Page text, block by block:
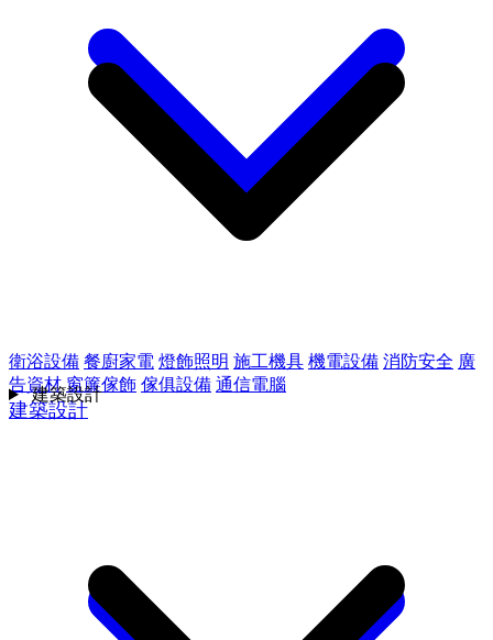
衛浴設備 餐廚家電 燈飾照明 施工機具 機電設備 消防安全 廣
告資材 窗簾傢飾 傢俱設備 通信電腦
建築設計
建築設計